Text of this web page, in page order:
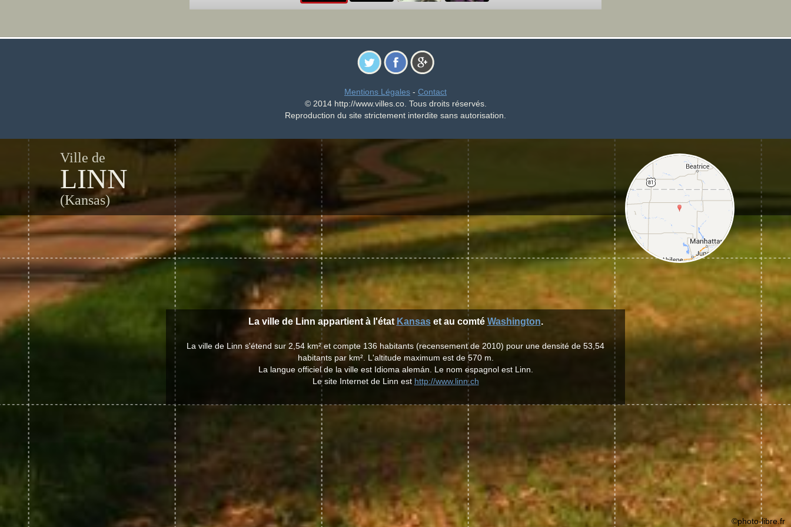
Mentions Légales - Contact
© 2014 http://www.villes.co. Tous droits réservés.
Reproduction du site strictement interdite sans autorisation.
Ville de
LINN
(Kansas)
La ville de Linn appartient à l'état Kansaset au comté Washington.
La ville de Linn s'étend sur 2,54 km² et compte 136 habitants (recensement de 2010) pour une densité de 53,54
habitants par km². L'altitude maximum est de 570 m.
La langue officiel de la ville est Idioma alemán. Le nom espagnol est Linn.
Le site Internet de Linn est http://www.linn.ch
©photo-libre.fr